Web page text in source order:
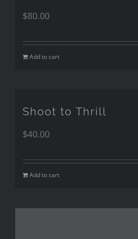
$80.00
Add to cart
Shoot to Thrill
$40.00
Add to cart